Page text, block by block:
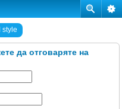
style
да отговаряте на